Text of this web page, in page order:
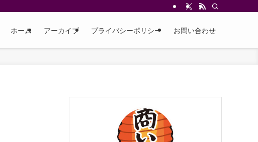
ホーム アーカイブ プライバシーポリシー お問い合わせ